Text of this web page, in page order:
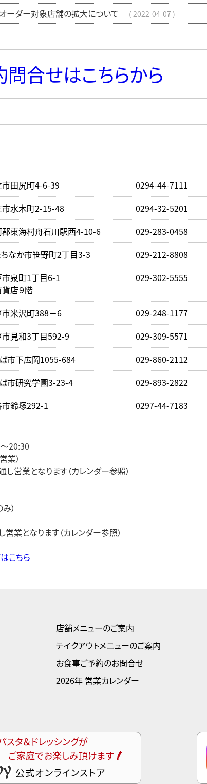
ーダー対象店舗の拡大について 2022-04-07
合せはこちらから
田尻町4-6-39 0294-44-7111
水木町2-15-48 0294-32-5201
東海村舟石川駅西4-10-6 029-283-0458
なか市笹野町2丁目3-3 029-212-8808
泉町1丁目6-1
店９階
029-302-5555
米沢町388－6 029-248-1177
見和3丁目592-9 029-309-5571
市下広岡1055-684 029-860-2112
市研究学園3-23-4 029-893-2822
鈴塚292-1 0297-44-7183
20:30
業）
営業となります（カレンダー参照）
）
業となります（カレンダー参照）
こちら
店舗メニューのご案内
テイクアウトメニューのご案内
お食事ご予約のお問合せ
2026年 営業カレンダー
スタ＆ドレッシングが
ご家庭でお楽しみ頂けます
公式オンラインストア